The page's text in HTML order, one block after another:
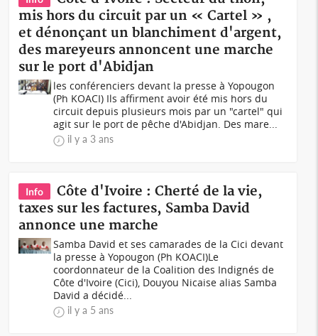
mis hors du circuit par un « Cartel » ,
et dénonçant un blanchiment d'argent,
des mareyeurs annoncent une marche
sur le port d'Abidjan
les conférenciers devant la presse à Yopougon
(Ph KOACI) Ils affirment avoir été mis hors du
circuit depuis plusieurs mois par un "cartel" qui
agit sur le port de pêche d'Abidjan. Des mare...
il y a 3 ans
Info
Côte d'Ivoire : Cherté de la vie,
taxes sur les factures, Samba David
annonce une marche
Samba David et ses camarades de la Cici devant
la presse à Yopougon (Ph KOACI)Le
coordonnateur de la Coalition des Indignés de
Côte d'Ivoire (Cici), Douyou Nicaise alias Samba
David a décidé...
il y a 5 ans